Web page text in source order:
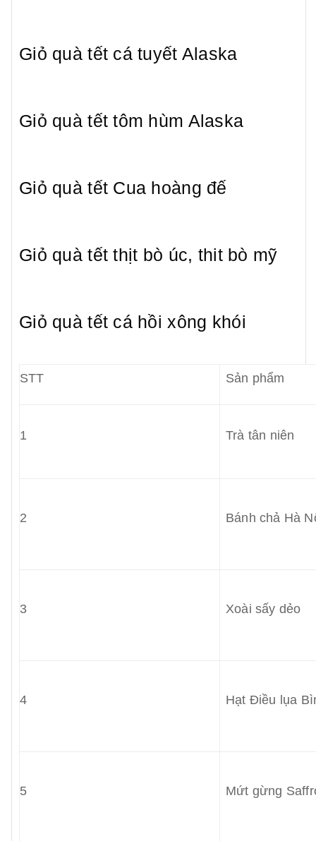
Giỏ quà tết cá tuyết Alaska
Giỏ quà tết tôm hùm Alaska
Giỏ quà tết Cua hoàng đế
Giỏ quà tết thịt bò úc, thit bò mỹ
Giỏ quà tết cá hồi xông khói
STT Sản phẩm
1 Trà tân niên
2 Bánh chả Hà
3 Xoài sấy dẻo
4 Hạt Điều lụa
5 Mứt gừng